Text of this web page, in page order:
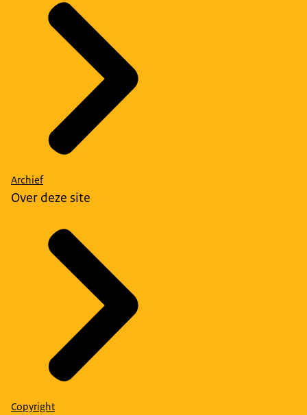
Archief
Over deze site
Copyright